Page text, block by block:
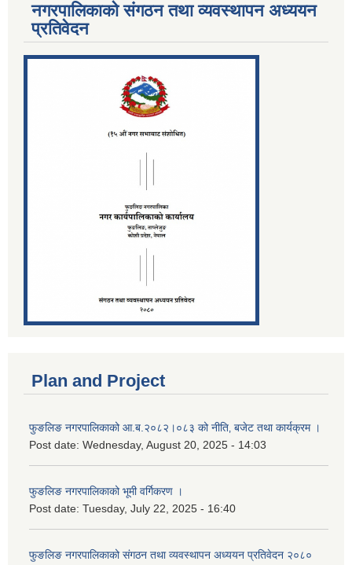
नगरपालिकाको संगठन तथा व्यवस्थापन अध्ययन
प्रतिवेदन
Plan and Project
फुङलिङ नगरपालिकाको आ.ब.२०८२।०८३ को नीति‚ बजेट तथा कार्यक्रम ।
Post date: Wednesday, August 20, 2025 - 14:03
फुङलिङ नगरपालिकाको भूमी वर्गिकरण ।
Post date: Tuesday, July 22, 2025 - 16:40
फुङलिङ नगरपालिकाको संगठन तथा व्यवस्थापन अध्ययन प्रतिवेदन २०८०